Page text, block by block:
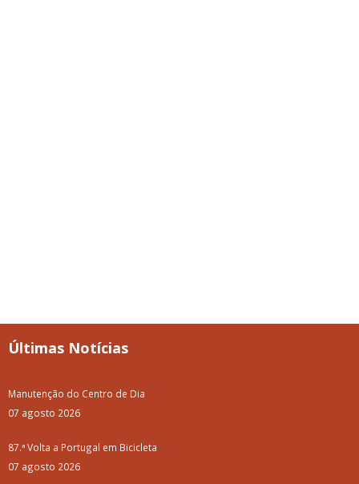
Últimas Notícias
Manutenção do Centro de Dia
07 agosto 2026
87.ª Volta a Portugal em Bicicleta
07 agosto 2026